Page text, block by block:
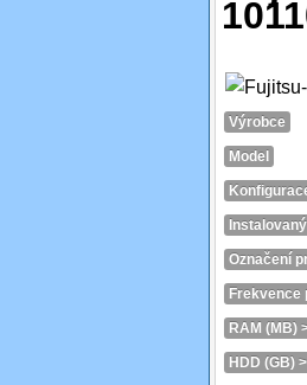
Výrobce
Model
Označení
Frekvence
RAM (MB)
HDD (GB)